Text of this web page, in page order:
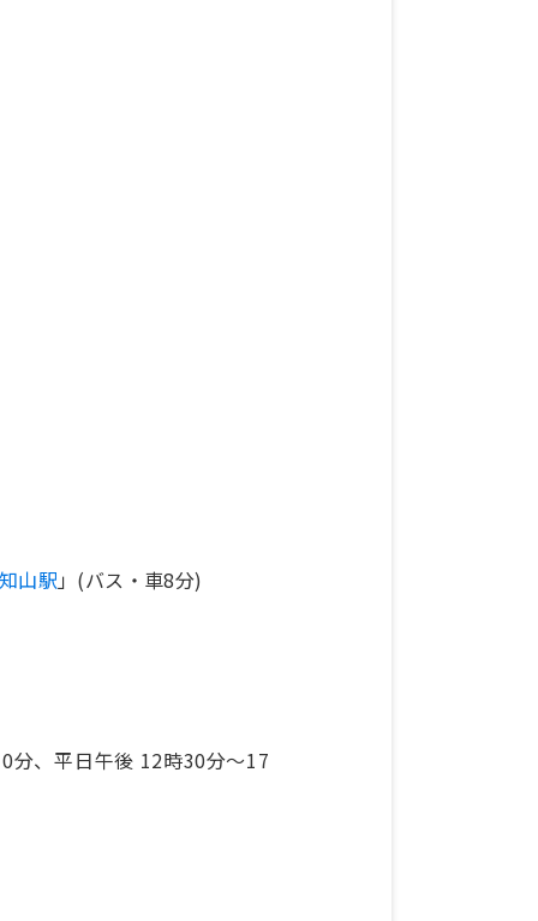
山駅 」(バス・車8分)
分、平日午後 12時30分〜17